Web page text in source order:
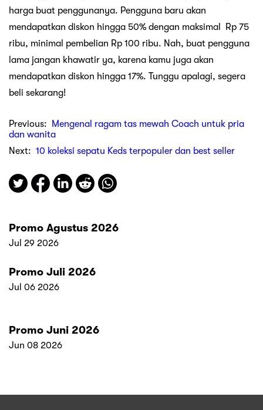
harga buat penggunanya. Pengguna baru akan
mendapatkan diskon hingga 50% dengan maksimal Rp 75
ribu, minimal pembelian Rp 100 ribu. Nah, buat pengguna
lama jangan khawatir ya, karena kamu juga akan
mendapatkan diskon hingga 17%. Tunggu apalagi, segera
beli sekarang!
Previous:
Mengenal ragam tas mewah Coach untuk pria
dan wanita
Next: 10 koleksi sepatu Keds terpopuler dan best seller
Promo Agustus 2026
Jul 29 2026
Promo Juli 2026
Jul 06 2026
Promo Juni 2026
Jun 08 2026